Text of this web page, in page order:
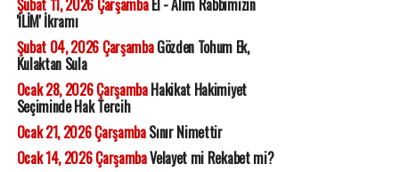
Şubat 11, 2026 ÇarşambaEl - Alim Rabbimizin
'İLİM' İkramı
Şubat 04, 2026 ÇarşambaGözden Tohum Ek,
Kulaktan Sula
Ocak 28, 2026 ÇarşambaHakikat Hakimiyet
Seçiminde Hak Tercih
Ocak 21, 2026 ÇarşambaSınır Nimettir
Ocak 14, 2026 ÇarşambaVelayet mi Rekabet mi?